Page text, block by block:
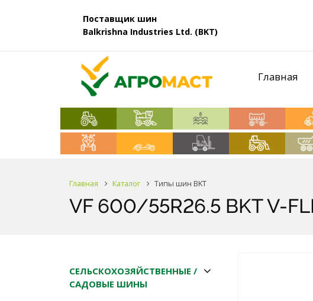
Поставщик шин
Balkrishna Industries Ltd. (BKT)
Главная
Главная Каталог Типы шин BKT
VF 600/55R26.5 BKT V-
СЕЛЬСКОХОЗЯЙСТВЕННЫЕ /
САДОВЫЕ ШИНЫ